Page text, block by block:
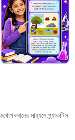
মাধ্যমে প্র্যাকটিস